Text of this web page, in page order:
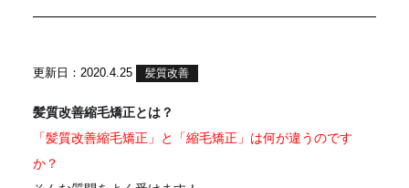
更新日：2020.4.25 髪質改善
髪質改善縮毛矯正とは？
「髪質改善縮毛矯正」と「縮毛矯正」は何が違うのです
か？